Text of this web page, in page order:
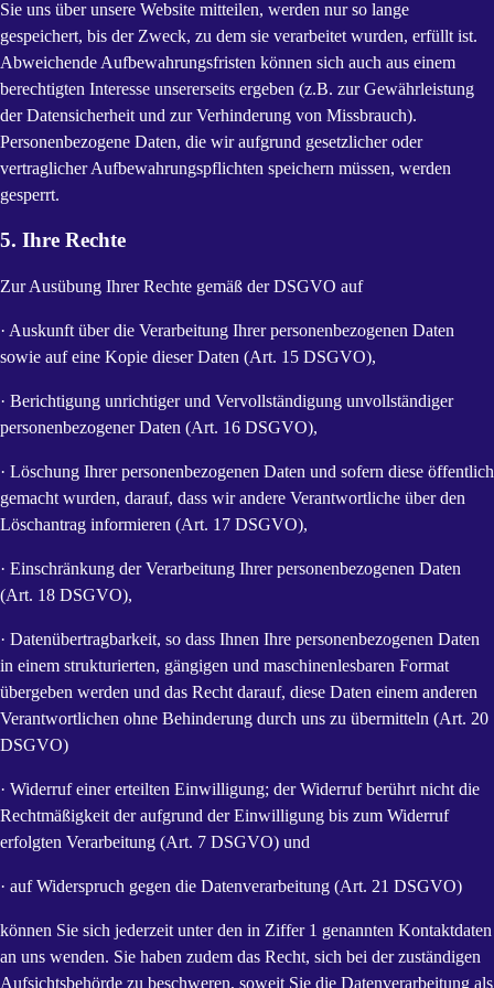
Sie uns über unsere Website mitteilen, werden nur so lange
gespeichert, bis der Zweck, zu dem sie verarbeitet wurden, erfüllt ist.
Abweichende Aufbewahrungsfristen können sich auch aus einem
berechtigten Interesse unsererseits ergeben (z.B. zur Gewährleistung
der Datensicherheit und zur Verhinderung von Missbrauch).
Personenbezogene Daten, die wir aufgrund gesetzlicher oder
vertraglicher Aufbewahrungspflichten speichern müssen, werden
gesperrt.
5. Ihre Rechte
Zur Ausübung Ihrer Rechte gemäß der DSGVO auf
· Auskunft über die Verarbeitung Ihrer personenbezogenen Daten
sowie auf eine Kopie dieser Daten (Art. 15 DSGVO),
· Berichtigung unrichtiger und Vervollständigung unvollständiger
personenbezogener Daten (Art. 16 DSGVO),
· Löschung Ihrer personenbezogenen Daten und sofern diese öffentlich
gemacht wurden, darauf, dass wir andere Verantwortliche über den
Löschantrag informieren (Art. 17 DSGVO),
· Einschränkung der Verarbeitung Ihrer personenbezogenen Daten
(Art. 18 DSGVO),
· Datenübertragbarkeit, so dass Ihnen Ihre personenbezogenen Daten
in einem strukturierten, gängigen und maschinenlesbaren Format
übergeben werden und das Recht darauf, diese Daten einem anderen
Verantwortlichen ohne Behinderung durch uns zu übermitteln (Art. 20
DSGVO)
· Widerruf einer erteilten Einwilligung; der Widerruf berührt nicht die
Rechtmäßigkeit der aufgrund der Einwilligung bis zum Widerruf
erfolgten Verarbeitung (Art. 7 DSGVO) und
· auf Widerspruch gegen die Datenverarbeitung (Art. 21 DSGVO)
können Sie sich jederzeit unter den in Ziffer 1 genannten Kontaktdaten
an uns wenden. Sie haben zudem das Recht, sich bei der zuständigen
Aufsichtsbehörde zu beschweren, soweit Sie die Datenverarbeitung als